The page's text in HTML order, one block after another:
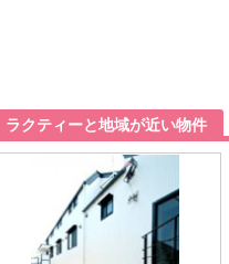
ラクティーと地域が近い物件